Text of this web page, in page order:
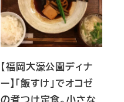
【福岡大濠公園ディナ
ー】「飯すけ」でオコゼ
の煮つけ定食。小さな